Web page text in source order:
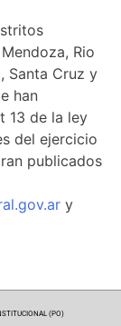
Rio
Santa Cruz y
han
13 de la ley
del ejercicio
publicados
y
(PO)